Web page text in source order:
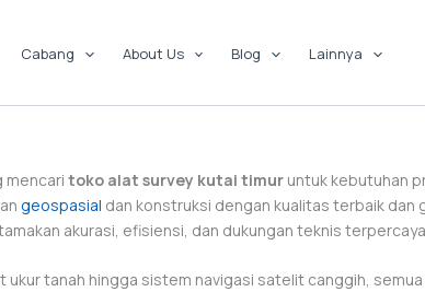
Cabang About Us Blog Lainnya
mencari toko alat survey kutai timur untuk kebutuhan
geospasial dan konstruksi dengan kualitas terbaik dan
akurasi, efisiensi, dan dukungan teknis
ukur tanah hingga sistem navigasi satelit canggih,